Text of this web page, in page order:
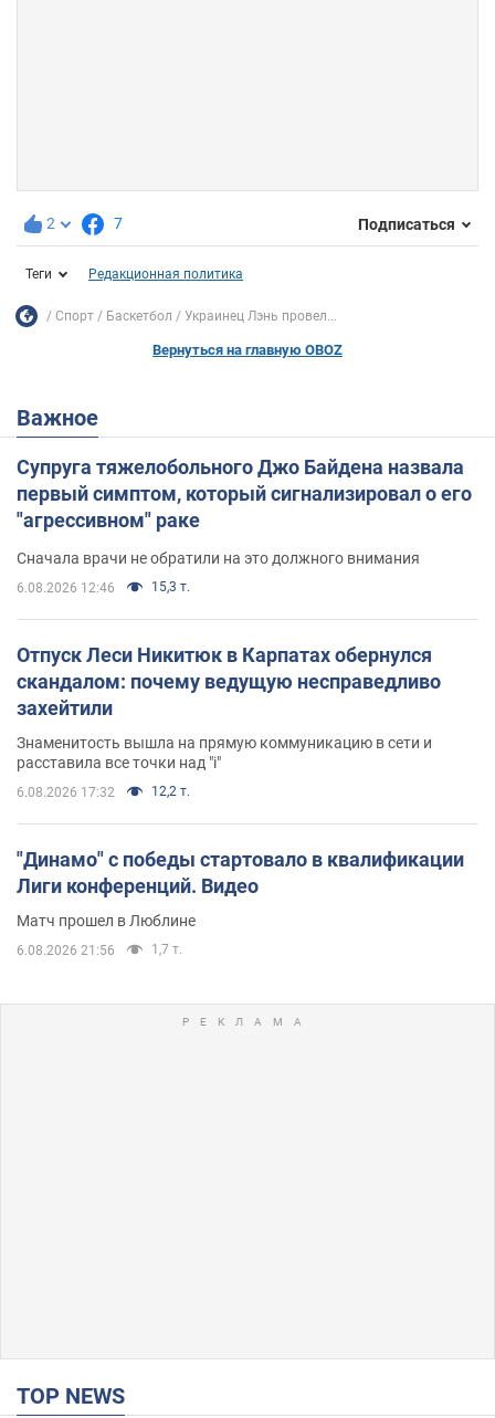
2 7 Подписаться
Теги Редакционная политика
Спорт Баскетбол Украинец Лэнь провел...
Вернуться на главную OBOZ
Важное
Супруга тяжелобольного Джо Байдена назвала
первый симптом, который сигнализировал о его
"агрессивном" раке
Сначала врачи не обратили на это должного внимания
6.08.2026 12:46 15,3 т.
Отпуск Леси Никитюк в Карпатах обернулся
скандалом: почему ведущую несправедливо
захейтили
Знаменитость вышла на прямую коммуникацию в сети и
расставила все точки над "i"
6.08.2026 17:32 12,2 т.
"Динамо" с победы стартовало в квалификации
Лиги конференций. Видео
Матч прошел в Люблине
6.08.2026 21:56 1,7 т.
TOP NEWS